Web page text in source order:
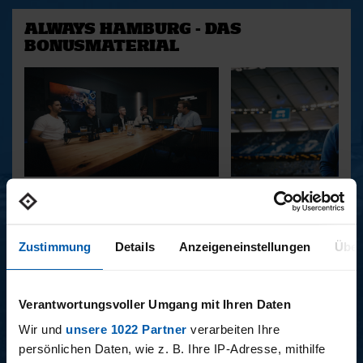
Zustimmung Details Anzeigeneinstellungen
Verantwortungsvoller Umgang mit Ihren Daten
Wir und unsere 1022 Partner verarbeiten Ihre
persönlichen Daten, wie z. B. Ihre IP-Adresse, mithilfe
ALWAYS HAMBURG - DAS
BONUSMATERIAL
15 - STAFF-TALK
11.12.2025